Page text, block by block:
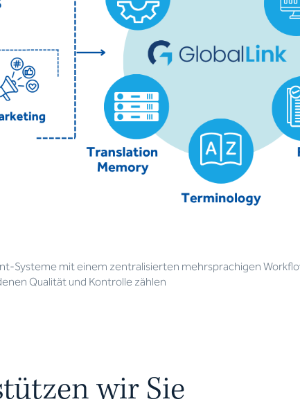
Systeme mit einem zentralisierten mehrsprachigen
Qualität und Kontrolle zählen
wir Sie